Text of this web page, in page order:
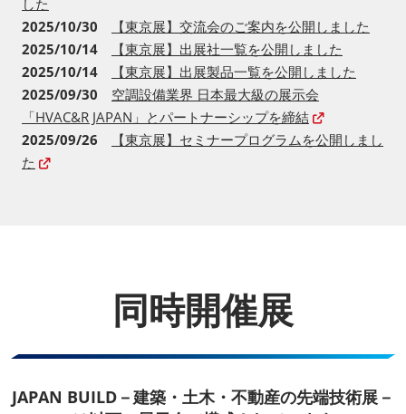
2025/10/30
した
2025/10/30 【東京展】交流会のご案内を公開しました
2025/10/14 【東京展】出展社一覧を公開しました
2025/10/14 【東京展】出展製品一覧を公開しました
2025/09/30空調設備業界 日本最大級の展示会
「HVAC&R JAPAN」とパートナーシップを締結
2025/09/26
同時開催展